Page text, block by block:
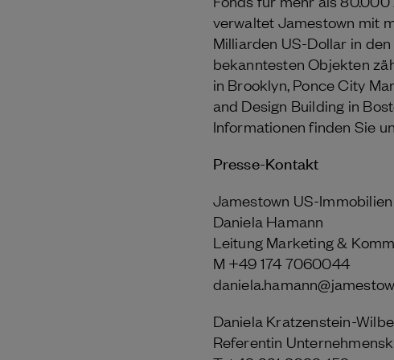
verwaltet Jamestown mit
Milliarden US-Dollar in
bekanntesten Objekten
in Brooklyn, Ponce City
and Design Building in
Informationen finden Sie
Presse-Kontakt
Jamestown US-
Daniela Hamann
Leitung Marketing &
M +49 174 7060044
Daniela Kratzenstein-
Referentin